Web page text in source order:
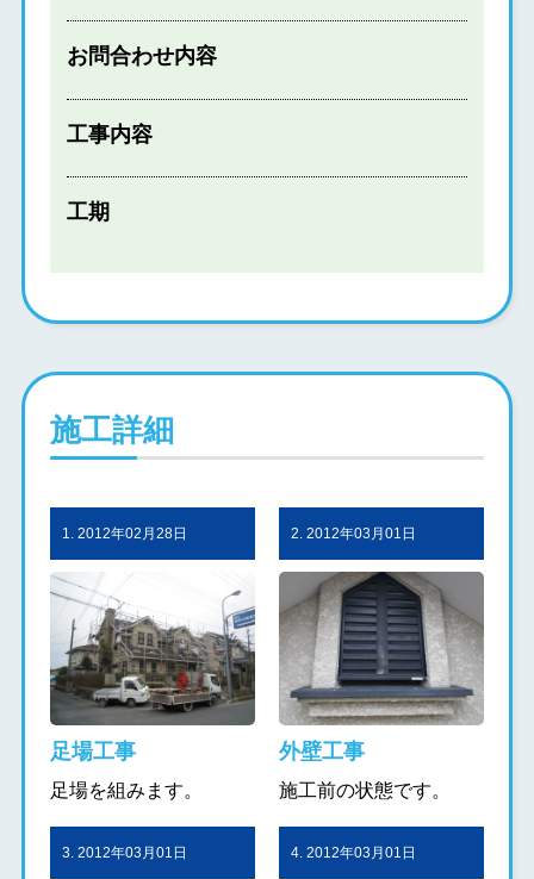
お問合わせ内容
工事内容
工期
施工詳細
1. 2012年02月28日
足場工事
足場を組みます。
2. 2012年03月01日
外壁工事
施工前の状態です。
3. 2012年03月01日 4. 2012年03月01日